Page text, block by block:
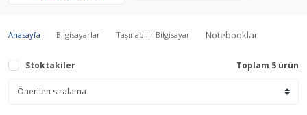
Anasayfa Bilgisayarlar Taşınabilir Bilgisayar Notebooklar
Stoktakiler Toplam 5 ürün